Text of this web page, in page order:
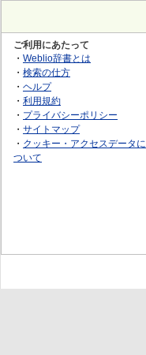
ご利用にあたって
・ Weblio辞書とは
・ 検索の仕方
・ ヘルプ
・ 利用規約
・ プライバシーポリシー
・ サイトマップ
・ クッキー・アクセスデータに
ついて